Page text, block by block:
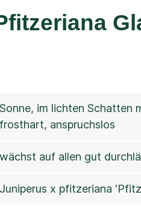
Sonne, im lichten Schatten
frosthart, anspruchslos
wächst auf allen gut
Juniperus x pfitzeriana